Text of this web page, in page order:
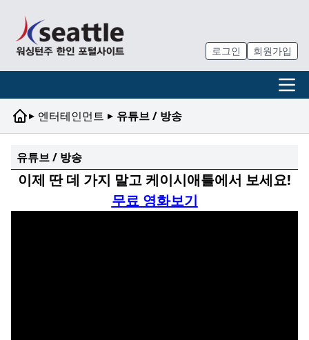
로그인 회원가입
▸ 엔터테인먼트 ▸ 유튜브 / 방송
유튜브 / 방송
이제 딴 데 가지 말고 케이시애틀에서 보세요!
무료 영화보기